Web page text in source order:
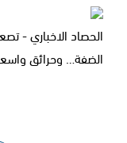
الحصاد الاخباري -
الضفة… وحرائق واسعة